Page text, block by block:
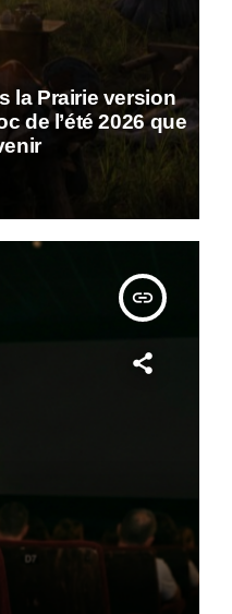
la Prairie version
de l’été 2026 que
insert_link